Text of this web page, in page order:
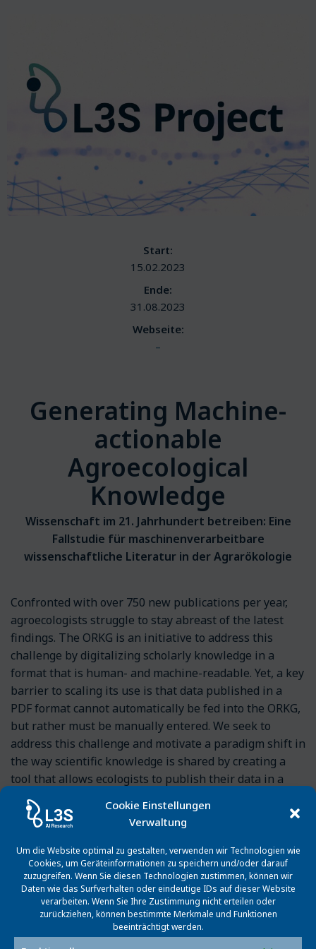
Cookie Einstellungen
Verwaltung
Um die Website optimal zu gestalten, verwenden wir Technologien wie
Cookies, um Geräteinformationen zu speichern und/oder darauf
zuzugreifen. Wenn Sie diesen Technologien zustimmen, können wir
Daten wie das Surfverhalten oder eindeutige IDs auf dieser Website
verarbeiten. Wenn Sie Ihre Zustimmung nicht erteilen oder
zurückziehen, können bestimmte Merkmale und Funktionen
beeinträchtigt werden.
Start:
15.02.2023
Ende:
31.08.2023
Webseite:
–
Generating Machine-
actionable
Agroecological
Knowledge
Wissenschaft im 21. Jahrhundert betreiben: Eine
Fallstudie für maschinenverarbeitbare
wissenschaftliche Literatur in der Agrarökologie
Confronted with over 750 new publications per year,
agroecologists struggle to stay abreast of the latest
findings. The ORKG is an initiative to address this
challenge by digitalizing scholarly knowledge in a
format that is human- and machine-readable. Yet, a key
barrier to scaling its use is that data published in a
PDF format cannot automatically be fed into the ORKG,
but rather must be manually entered. We seek to
address this challenge and motivate a paradigm shift in
the way scientific knowledge is shared by creating a
tool that allows ecologists to publish their data in a
machine-readable format from the outset.
Förderprogramm
Projektpartner